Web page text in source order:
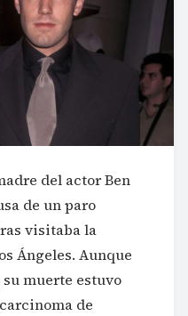
del actor Ben
de un paro
visitaba la
Ángeles. Aunque
muerte estuvo
de